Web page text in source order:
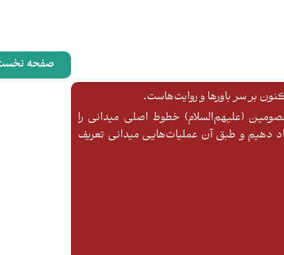
بر سر باورها و روایت‌هاست.
(علیهم‌السلام) خطوط اصلی میدانی را
و طبق آن عملیات‌هایی میدانی تعریف
صفحه